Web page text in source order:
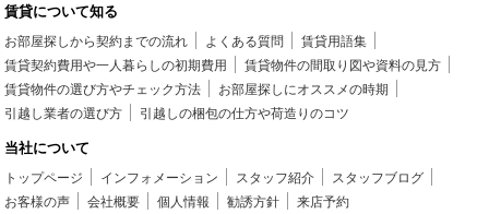
賃貸について知る
お部屋探しから契約までの流れ よくある質問
賃貸用語集
賃貸契約費用や一人暮らしの初期費用
賃貸物件の間取り図や資料の見方
賃貸物件の選び方やチェック方法
お部屋探しにオススメの時期
引越し業者の選び方
引越しの梱包の仕方や荷造りのコツ
当社について
トップページ インフォメーション スタッフ紹介
スタッフブログ
お客様の声
会社概要 個人情報 勧誘方針 来店予約